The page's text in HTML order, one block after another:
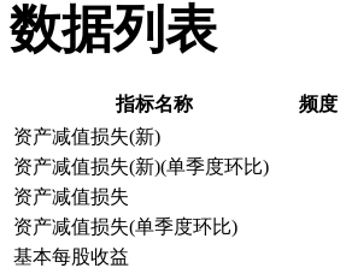
数据列表
指标名称 频度
资产减值损失(新)
资产减值损失(新)(单季度环比)
资产减值损失
资产减值损失(单季度环比)
基本每股收益